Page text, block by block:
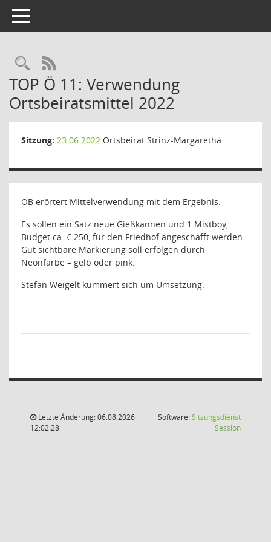
Toggle navigation
Rechercheauswahl
RSS-Feed
TOP Ö 11: Verwendung
Ortsbeiratsmittel 2022
Sitzung: 23.06.2022 Ortsbeirat Strinz-Margarethä
OB erörtert Mittelverwendung mit dem Ergebnis:
Es sollen ein Satz neue Gießkannen und 1 Mistboy,
Budget ca. € 250, für den Friedhof angeschafft werden.
Gut sichtbare Markierung soll erfolgen durch
Neonfarbe – gelb oder pink.
Stefan Weigelt kümmert sich um Umsetzung.
Letzte Änderung: 06.08.2026
12:02:28
Software:Sitzungsdienst
Session(Wird in